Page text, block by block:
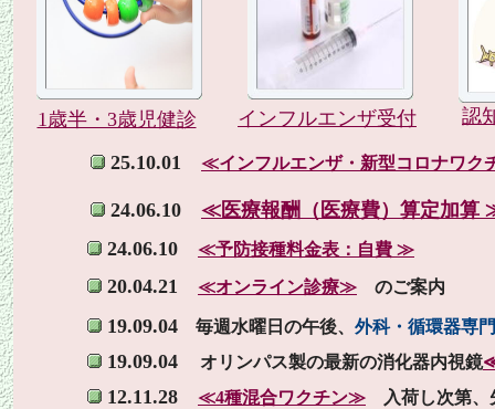
1歳半・3歳児健診 インフルエンザ受付 認
25.10.01 ≪インフルエンザ・新型コロナワク
24.06.10 ≪医療報酬（医療費）算定加算
24.06.10 ≪予防接種料金表：自費 ≫
20.04.21 ≪オンライン診療≫ のご案内
19.09.04 毎週水曜日の午後、 外科・循環器専
19.09.04 オリンパス製の最新の消化器内視鏡
12.11.28 ≪4種混合ワクチン≫ 入荷し次第、